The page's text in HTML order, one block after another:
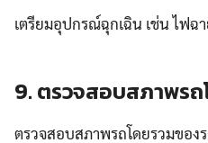
เตรียมอุปกรณ์ฉุกเฉิน เช่น ไฟฉ
9. ตรวจสอบสภาพรถ
ตรวจสอบสภาพรถโดยรวมของ